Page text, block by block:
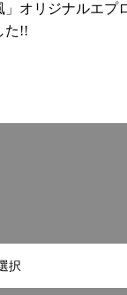
」オリジナルエプ
た!!